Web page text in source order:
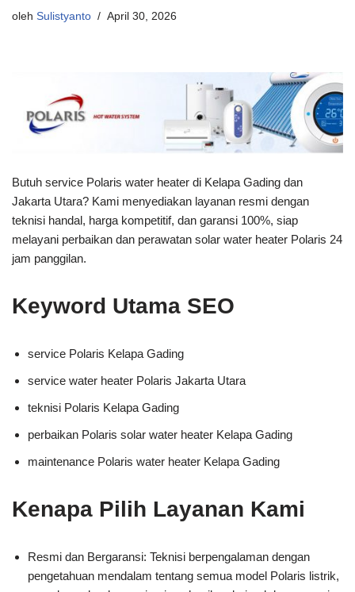
oleh Sulistyanto April 30, 2026
Butuh service Polaris water heater di Kelapa Gading dan
Jakarta Utara? Kami menyediakan layanan resmi dengan
teknisi handal, harga kompetitif, dan garansi 100%, siap
melayani perbaikan dan perawatan solar water heater Polaris 24
jam panggilan.
Keyword Utama SEO
service Polaris Kelapa Gading
service water heater Polaris Jakarta Utara
teknisi Polaris Kelapa Gading
perbaikan Polaris solar water heater Kelapa Gading
maintenance Polaris water heater Kelapa Gading
Kenapa Pilih Layanan Kami
Resmi dan Bergaransi: Teknisi berpengalaman dengan
pengetahuan mendalam tentang semua model Polaris listrik,